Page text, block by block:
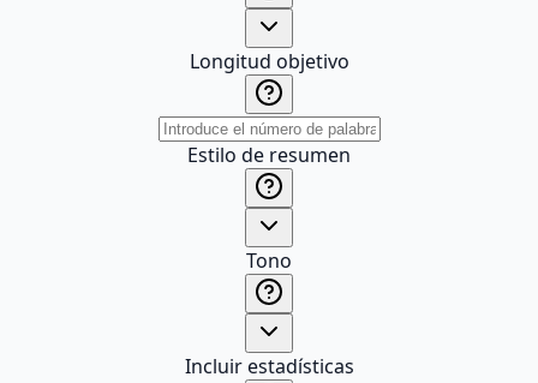
Longitud objetivo
Estilo de resumen
Tono
Incluir estadísticas